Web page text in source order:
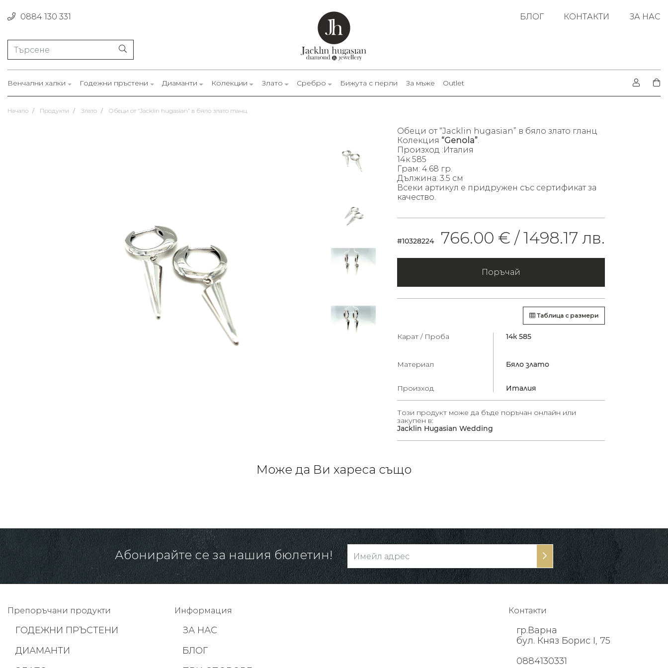
0884 130 331 БЛОГ КОНТАКТИ ЗА НАС
Венчални халки Годежни пръстени Диаманти Колекции Злато Сребро Бижута с перли За мъже Outlet
Начало Продукти Злато Обеци от “Jacklin hugasian” в бяло злато гланц
Обеци от “Jacklin hugasian” в бяло злато гланц
Колекция “Genola”.
Произход :Италия
14к 585
Грам: 4.68 гр.
Дължина: 3.5 см
Всеки артикул е придружен със сертификат за
качество.
#10328224 766.00 € /1498.17 лв.
Поръчай
Таблица с размери
Карат / Проба 14к 585
Материал Бяло злато
Произход Италия
Този продукт може да бъде поръчан онлайн или
закупен в:
Jacklin Hugasian Wedding
Може да Ви хареса също
Абонирайте се за нашия бюлетин!
Препоръчани продукти
ГОДЕЖНИ ПРЪСТЕНИ
ДИАМАНТИ
Информация
ЗА НАС
БЛОГ
Контакти
гр.Варна
бул. Княз Борис I, 75
0884130331